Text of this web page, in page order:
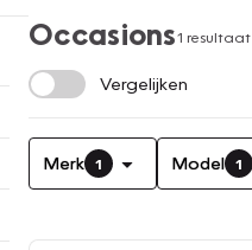
Occasions1 resultaat
Vergelijken
Merk 1 Model 1